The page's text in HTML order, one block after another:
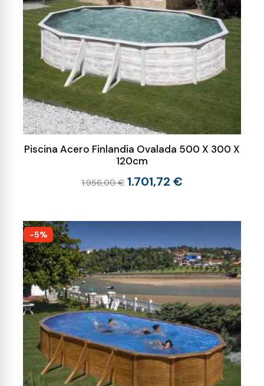
Piscina Acero Finlandia Ovalada 500 X 300 X
120cm
1.956,00 € 1.701,72 €
-5%